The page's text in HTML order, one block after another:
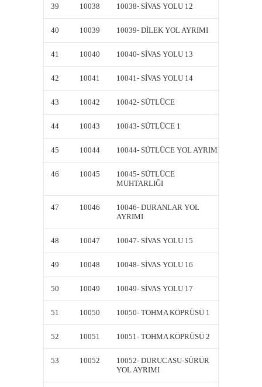
39 10038 10038- SİVAS YOLU 12
40 10039 10039- DİLEK YOL AYRIMI
41 10040 10040- SİVAS YOLU 13
42 10041 10041- SİVAS YOLU 14
43 10042 10042- SÜTLÜCE
44 10043 10043- SÜTLÜCE 1
45 10044 10044- SÜTLÜCE YOL AYRIMI
46 10045
10045- SÜTLÜCE
MUHTARLIĞI
47 10046
10046- DURANLAR YOL
AYRIMI
48 10047 10047- SİVAS YOLU 15
49 10048 10048- SİVAS YOLU 16
50 10049 10049- SİVAS YOLU 17
51 10050 10050- TOHMA KÖPRÜSÜ 1
52 10051 10051- TOHMA KÖPRÜSÜ 2
53 10052
10052- DURUCASU-SÜRÜR
YOL AYRIMI